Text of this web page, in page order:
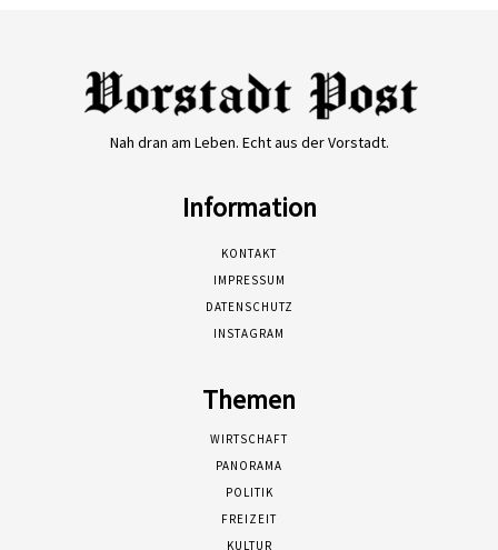
Nah dran am Leben. Echt aus der Vorstadt.
Information
KONTAKT
IMPRESSUM
DATENSCHUTZ
INSTAGRAM
Themen
WIRTSCHAFT
PANORAMA
POLITIK
FREIZEIT
KULTUR